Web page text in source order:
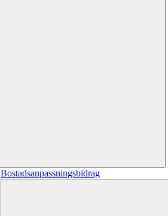
Bostadsanpassningsbidrag